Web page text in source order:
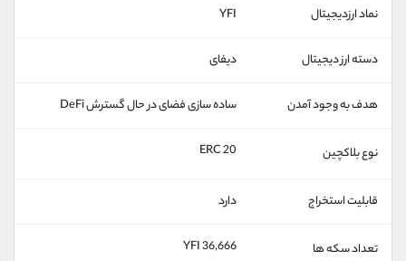
نماد ارزدیجیتال YFI
دسته ارز دیجیتال دیفای
هدف به وجود آمدن ساده‌ سازی فضای در حال گسترش DeFi
نوع بلاکچین ERC 20
قابلیت استخراج دارد
تعداد سکه ها 36,666 YFI